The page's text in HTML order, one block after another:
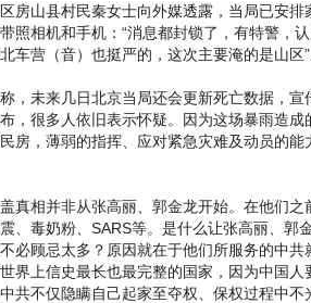
房山县村民秦女士向外媒透露，当局已安
照相机和手机：“消息都封锁了，有特警，
车营（音）也挺严的，这次主要淹的是山区”
，未来几日北京当局还会更新死亡数据，
，很多人依旧表示怀疑。因为这场暴雨造
房，薄弱的指挥、应对紧急灾难及动员的
真相并非从张高丽、郭金龙开始。在他们
、毒奶粉、SARS等。是什么让张高丽、郭
必顾忌太多？原因就在于他们所服务的中
界上信史最长也最完整的国家，因为中国
共不仅隐瞒自己起家至夺权、保权过程中